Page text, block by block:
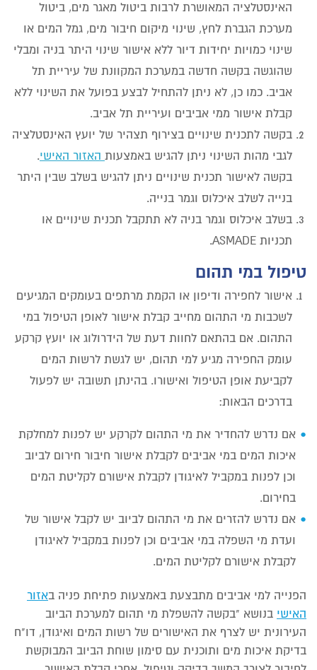
האינסטלציה המאושרת לרבות ביטול מאגר מים, ביטול
מערכת הגברת לחץ, שינוי מיקום חיבור מים, גמל המים או
שינוי כמויות יחידות דיור ללא אישור שינוי היתר בניה ומבלי
שהוגשה בקשה חדשה במערכת המקוונת של עיריית תל
אביב. כמו כן, לא ניתן להתחיל לבצע בפועל את השינוי ללא
קבלת אישור ממי אביבים ועיריית תל אביב.
בקשה לתכנית שינויים בצירוף תצהיר של יועץ האינסטלציה
לגבי מהות השינוי ניתן להגיש באמצעות האזור האישי.
בקשה לאישור תכנית שינויים ניתן להגיש בשלב שבין היתר
בנייה לשלב איכלוס וגמר בנייה.
בשלב איכלוס וגמר בניה לא תתקבל תכנית שינויים או
תכניות ASMADE.
טיפול במי תהום
אישור לחפירה ודיפון או הקמת מרתפים בעומקים המגיעים
לשכבות מי התהום מחייב קבלת אישור לאופן הטיפול במי
התהום. אם בהתאם לחוות דעת של הידרולוג או יועץ קרקע
עומק החפירה מגיע למי תהום, יש לגשת לרשות המים
לקביעת אופן הטיפול ואישורו. בהינתן תשובה יש לפעול
בדרכים הבאות:
אם נדרש להחדיר את מי התהום לקרקע יש לפנות למחלקת
איכות המים במי אביבים לקבלת אישור חיבור חירום לביוב
וכן לפנות במקביל לאיגודן לקבלת אישורם לקליטת המים
בחירום.
אם נדרש להזרים את מי התהום לביוב יש לקבל אישור של
ועדת מי השפלה במי אביבים וכן לפנות במקביל לאיגודן
לקבלת אישורם לקליטת המים.
הפנייה למי אביבים מתבצעת באמצעות פתיחת פניה באזור
האישי בנושא "בקשה להשפלת מי תהום למערכת הביוב
העירונית יש לצרף את האישורים של רשות המים ואיגודן, דו"ח
בדיקת איכות מים ותוכנית עם סימון שוחת הביוב המבוקשת